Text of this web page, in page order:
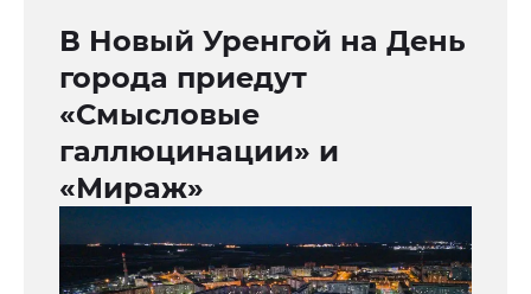
В Новый Уренгой на День
города приедут
«Смысловые
галлюцинации» и
«Мираж»